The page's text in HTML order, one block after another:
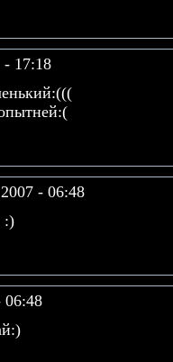
17:18
- 06:48
:)
06:48